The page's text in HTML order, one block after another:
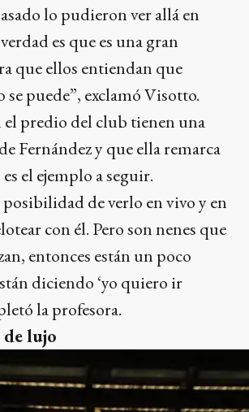
lo pudieron ver allá en
es que es una gran
que ellos entiendan que
puede”, exclamó Visotto.
predio del club tienen una
Fernández y que ella remarca
el ejemplo a seguir.
de verlo en vivo y en
con él. Pero son nenes que
entonces están un poco
diciendo ‘yo quiero ir
la profesora.
de lujo